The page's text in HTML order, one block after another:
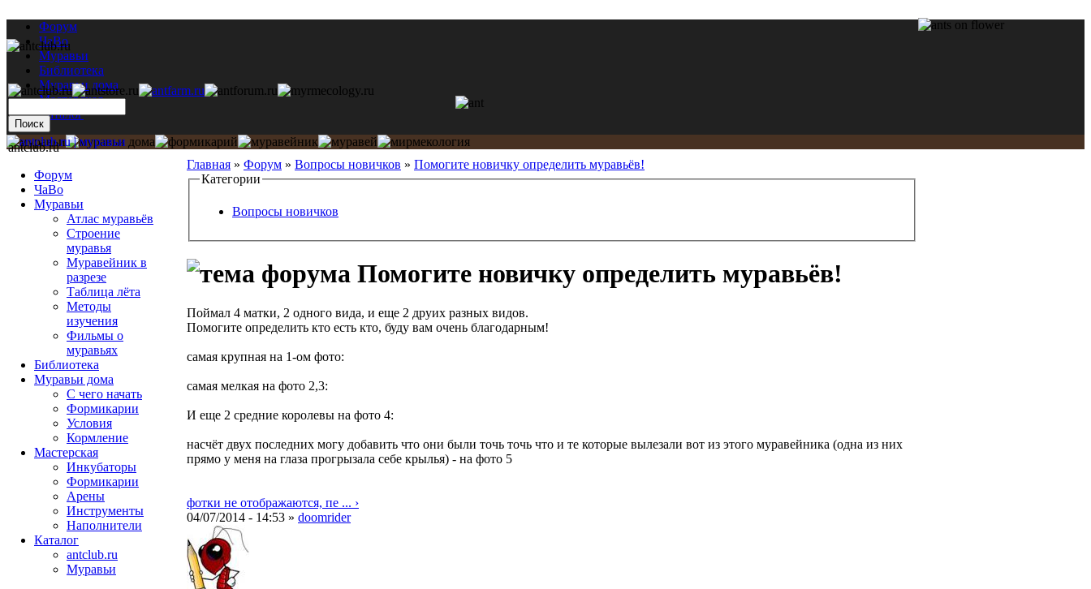
Форум
ЧаВо
Муравьи
Библиотека
Муравьи дома
Мастерская
Каталог
Главная » Форум » Вопросы новичков » Помогите новичку определить муравьёв!
Категории
Вопросы новичков
Помогите новичку определить муравьёв!
Поймал 4 матки, 2 одного вида, и еще 2 друих разных видов.
Помогите определить кто есть кто, буду вам очень благодарным!
самая крупная на 1-ом фото:
самая мелкая на фото 2,3:
И еще 2 средние королевы на фото 4:
насчёт двух последних могу добавить что они были точь точь что и те которые вылезали вот из этого муравейника (одна из них
прямо у меня на глаза прогрызала себе крылья) - на фото 5
фотки не отображаются, пе ... ›
04/07/2014 - 14:53 » doomrider
antclub.ru
Форум
ЧаВо
Муравьи
Атлас муравьёв
Строение
муравья
Муравейник в
разрезе
Таблица лёта
Методы
изучения
Фильмы о
муравьях
Библиотека
Муравьи дома
С чего начать
Формикарии
Условия
Кормление
Мастерская
Инкубаторы
Формикарии
Арены
Инструменты
Наполнители
Каталог
antclub.ru
Муравьи